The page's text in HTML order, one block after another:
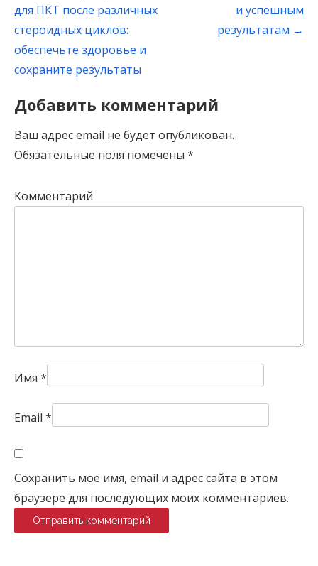
для ПКТ после различных
стероидных циклов:
обеспечьте здоровье и
сохраните результаты
и успешным
результатам →
Добавить комментарий
Ваш адрес email не будет опубликован.
Обязательные поля помечены *
Комментарий
Имя *
Email *
Сохранить моё имя, email и адрес сайта в этом
браузере для последующих моих комментариев.